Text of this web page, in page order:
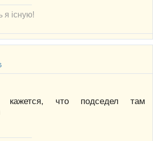
я існую!
кажется, что подседел там